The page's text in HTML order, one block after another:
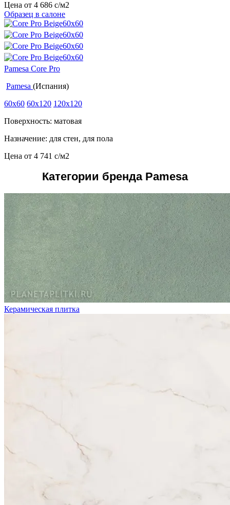
Цена от 4 686 c/м2
Образец в салоне
Pamesa Core Pro
Pamesa (Испания)
60x60 60x120 120x120
Поверхность: матовая
Назначение: для стен, для пола
Цена от 4 741 c/м2
Категории бренда Pamesa
Керамическая плитка